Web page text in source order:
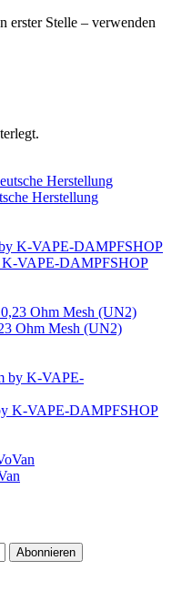
erster Stelle – verwenden
Herstellung
K-VAPE-DAMPFSHOP
Ohm Mesh (UN2)
K-VAPE-DAMPFSHOP
Abonnieren